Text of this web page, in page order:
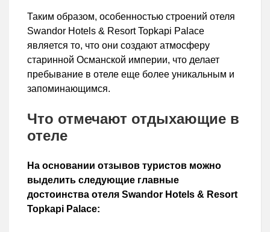
Таким образом, особенностью строений отеля
Swandor Hotels & Resort Topkapi Palace
является то, что они создают атмосферу
старинной Османской империи, что делает
пребывание в отеле еще более уникальным и
запоминающимся.
Что отмечают отдыхающие в
отеле
На основании отзывов туристов можно
выделить следующие главные
достоинства отеля Swandor Hotels & Resort
Topkapi Palace: